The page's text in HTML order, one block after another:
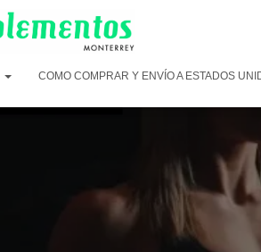
COMO COMPRAR Y ENVÍO A ESTADOS